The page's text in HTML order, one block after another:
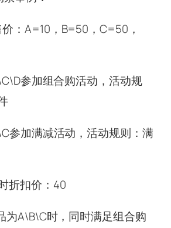
：A=10，B=50，C=50，
参加组合购活动，活动规
参加满减活动，活动规则：满
折扣价：40
为A\B\C时，同时满足组合购